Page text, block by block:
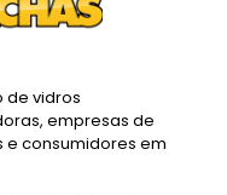
de vidros
empresas de
consumidores em